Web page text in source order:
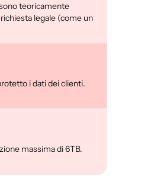
teoricamente
legale (come un
i dati dei clienti.
massima di 6TB.